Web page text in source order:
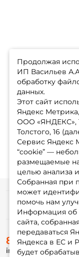
Продолжая
ИП Васильев
обработку
данных.
Этот сайт
Яндекс
ООО «ЯНДЕКС»,
Толстого, 16
Сервис Яндекс
“cookie” —
размещаемые
целью анализа
Собранная при
может
помочь нам
Информация об
сайта,
передаваться
Яндекса в ЕС и
будет
8 (495) 532-
info@foxfishing.ru